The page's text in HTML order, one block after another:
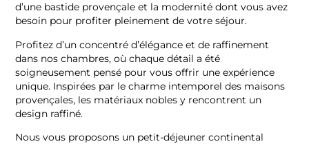
d’une bastide provençale et la modernité dont vous avez
besoin pour profiter pleinement de votre séjour.
Profitez d’un concentré d’élégance et de raffinement
dans nos chambres, où chaque détail a été
soigneusement pensé pour vous offrir une expérience
unique. Inspirées par le charme intemporel des maisons
provençales, les matériaux nobles y rencontrent un
design raffiné.
Nous vous proposons un petit-déjeuner continental